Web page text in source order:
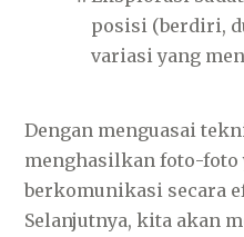
posisi (berdiri,
variasi yang
Dengan menguasai
menghasilkan foto-foto
berkomunikasi secara
Selanjutnya, kita akan